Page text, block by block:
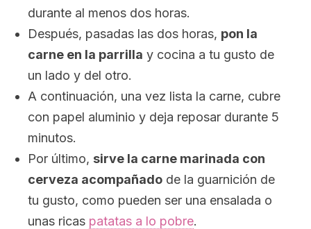
durante al menos dos horas.
Después, pasadas las dos horas, pon la
carne en la parrilla y cocina a tu gusto de
un lado y del otro.
A continuación, una vez lista la carne, cubre
con papel aluminio y deja reposar durante 5
minutos.
Por último, sirve la carne marinada con
cerveza acompañado de la guarnición de
tu gusto, como pueden ser una ensalada o
unas ricas patatas a lo pobre.